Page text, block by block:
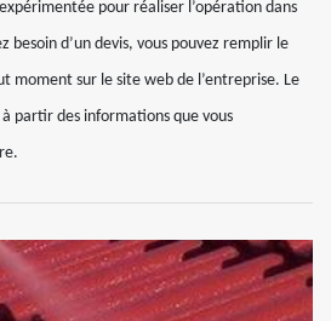
pour réaliser l’opération dans
besoin d’un devis, vous pouvez remplir le
moment sur le site web de l’entreprise. Le
partir des informations que vous